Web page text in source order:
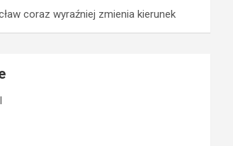
coraz wyraźniej zmienia kierunek